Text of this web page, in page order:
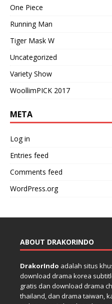
One Piece
Running Man
Tiger Mask W
Uncategorized
Variety Show
WoollimPICK 2017
META
Log in
Entries feed
Comments feed
WordPress.org
ABOUT DRAKORINDO
DrakorIndo adalah situs
download drama korea
gratis dan download drama
thailand, dan drama taiwan,